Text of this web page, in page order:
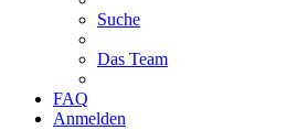
Suche
Das Team
FAQ
Anmelden